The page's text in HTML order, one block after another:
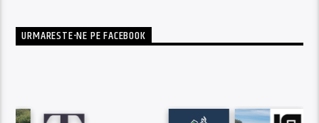
URMARESTE-NE PE FACEBOOK